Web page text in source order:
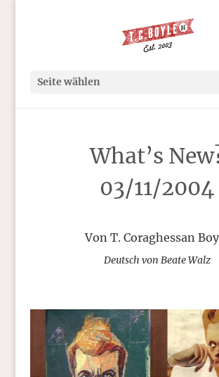
Seite wählen
What’s
03/11/2004
Von T. Coraghessan
Deutsch von Beate Walz